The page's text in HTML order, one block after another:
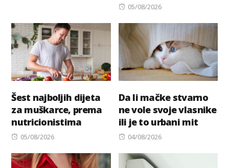
Posted
05/08/2026
Šest najboljih dijeta
za muškarce, prema
nutricionistima
Posted
05/08/2026
Da li mačke stvarno
ne vole svoje vlasnike
ili je to urbani mit
Posted
04/08/2026